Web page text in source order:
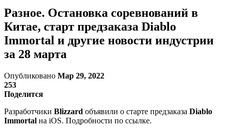
Разное. Остановка соревнований в
Китае, старт предзаказа Diablo
Immortal и другие новости индустрии
за 28 марта
Опубликовано Мар 29, 2022
253
Поделится
Разработчики Blizzard объявили о старте предзаказа Diablo
Immortal на iOS. Подробности по ссылке.